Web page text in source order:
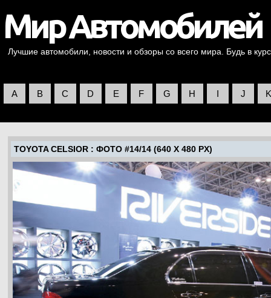
Лучшие автомобили, новости и обзоры со всего мира. Будь в
A B C D E F G H I J K
TOYOTA CELSIOR : ФОТО #14/14 (640 X 480 PX)